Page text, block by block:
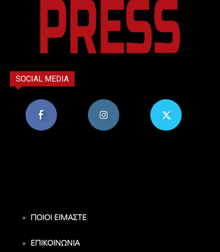
SOCIAL MEDIA
ΠΟΙΟΙ ΕΙΜΑΣΤΕ
ΕΠΙΚΟΙΝΩΝΙΑ